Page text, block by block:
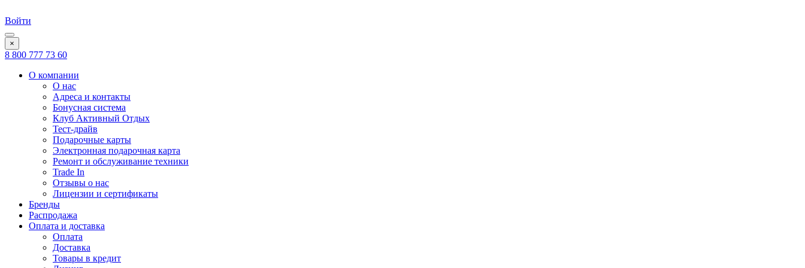
Войти
×
8 800 777 73 60
О компании
О нас
Адреса и контакты
Бонусная система
Клуб Активный Отдых
Тест-драйв
Подарочные карты
Электронная подарочная карта
Ремонт и обслуживание техники
Trade In
Отзывы о нас
Лицензии и сертификаты
Бренды
Распродажа
Оплата и доставка
Оплата
Доставка
Товары в кредит